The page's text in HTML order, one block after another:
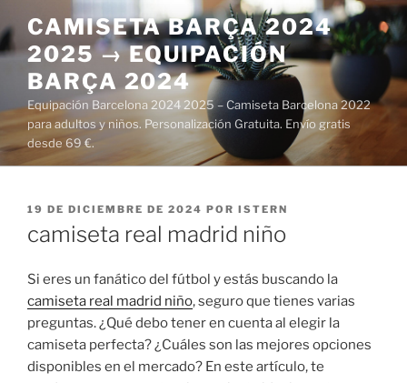
al
contenido
CAMISETA BARÇA 2024
2025 → EQUIPACIÓN
BARÇA 2024
Equipación Barcelona 2024 2025 – Camiseta Barcelona 2022
para adultos y niños. Personalización Gratuita. Envío gratis
desde 69 €.
PUBLICADO
19 DE DICIEMBRE DE 2024 POR ISTERN
camiseta real madrid niño
Si eres un fanático del fútbol y estás buscando la
camiseta real madrid niño, seguro que tienes varias
preguntas. ¿Qué debo tener en cuenta al elegir la
camiseta perfecta? ¿Cuáles son las mejores opciones
disponibles en el mercado? En este artículo, te